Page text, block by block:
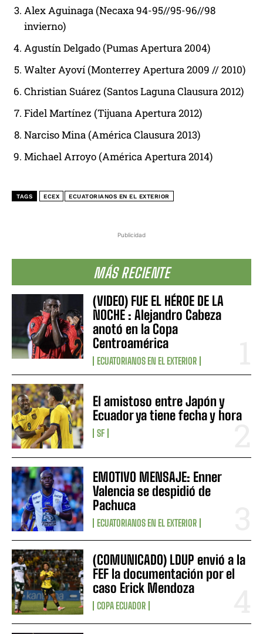
Publicidad
MÁS RECIENTE
(VIDEO) FUE EL HÉROE DE LA
NOCHE : Alejandro Cabeza
anotó en la Copa
Centroamérica
ECUATORIANOS EN EL EXTERIOR
El amistoso entre Japón y
Ecuador ya tiene fecha y hora
SF
EMOTIVO MENSAJE: Enner
Valencia se despidió de
Pachuca
ECUATORIANOS EN EL EXTERIOR
(COMUNICADO) LDUP envió a la
FEF la documentación por el
caso Erick Mendoza
COPA ECUADOR
Alex Aguinaga (Necaxa 94-95//95-96//98
invierno)
Agustín Delgado (Pumas Apertura 2004)
Walter Ayoví (Monterrey Apertura 2009 // 2010)
Christian Suárez (Santos Laguna Clausura 2012)
Fidel Martínez (Tijuana Apertura 2012)
Narciso Mina (América Clausura 2013)
Michael Arroyo (América Apertura 2014)
TAGS ECEX ECUATORIANOS EN EL EXTERIOR